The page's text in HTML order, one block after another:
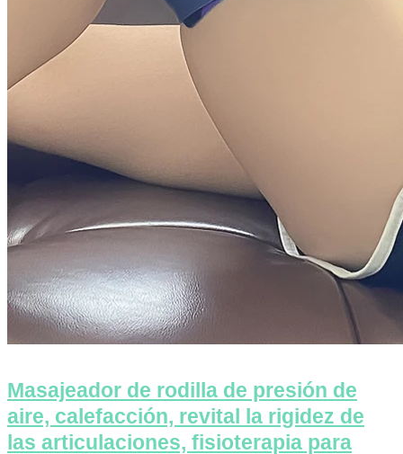
Masajeador de rodilla de presión de
aire, calefacción, revital la rigidez de
las articulaciones, fisioterapia para